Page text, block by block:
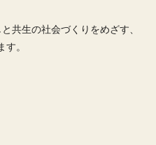
共生の社会づくりをめざす、
。